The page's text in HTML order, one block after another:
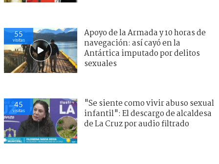
55
visitas
Apoyo de la Armada y 10 horas de
navegación: así cayó en la
Antártica imputado por delitos
sexuales
45
visitas
"Se siente como vivir abuso sexual
infantil": El descargo de alcaldesa
de La Cruz por audio filtrado